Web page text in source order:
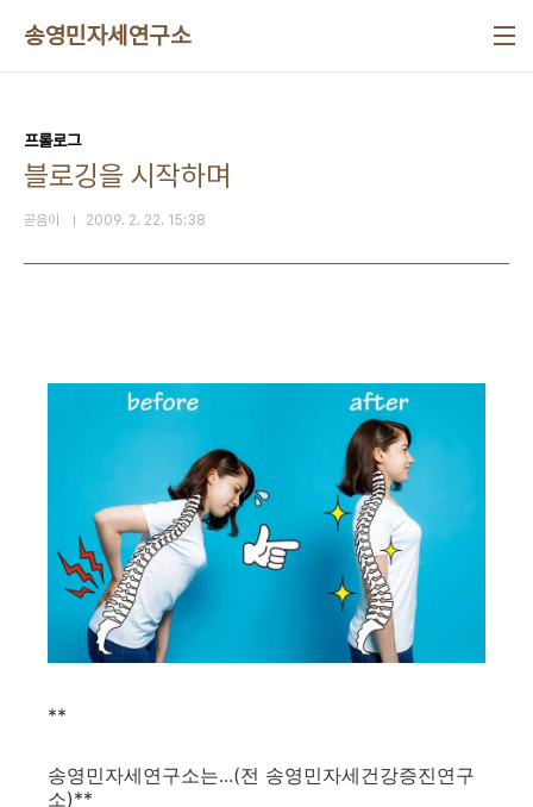
송영민자세연구소
프롤로그
블로깅을 시작하며
곧음이 2009. 2. 22. 15:38
**
송영민자세연구소는...(전 송영민자세건강증진연구
소)**